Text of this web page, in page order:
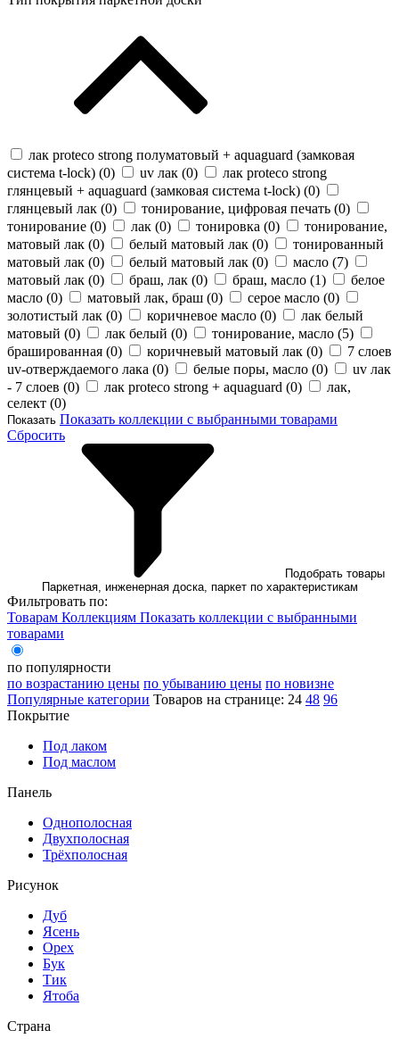
лак proteco strong полуматовый + aquaguard (замковая
система t-lock) (0) uv лак (0)
лак proteco strong
глянцевый + aquaguard (замковая система t-lock) (0)
глянцевый лак (0) тонирование, цифровая печать (0)
тонирование (0) лак (0) тонировка (0)
тонирование,
матовый лак (0) белый матовый лак (0)
тонированный
матовый лак (0) белый матовый лак (0) масло (7)
матовый лак (0) браш, лак (0) браш, масло (1)
белое
масло (0) матовый лак, браш (0) серое масло (0)
золотистый лак (0) коричневое масло (0)
лак белый
матовый (0) лак белый (0) тонирование, масло (5)
брашированная (0) коричневый матовый лак (0)
7 слоев
uv-отверждаемого лака (0) белые поры, масло (0)
uv лак
- 7 слоев (0) лак proteco strong + aquaguard (0)
лак,
селект (0)
Показать Показать коллекции с выбранными товарами
Сбросить
Паркетная, инженерная доска, паркет по характеристикам
Фильтровать по:
Товарам Коллекциям Показать коллекции с выбранными
товарами
по популярности
по возрастанию цены по убыванию цены по новизне
Популярные категории Товаров на странице: 24 48 96
Покрытие
Под лаком
Под маслом
Панель
Однополосная
Двухполосная
Трёхполосная
Рисунок
Дуб
Ясень
Орех
Бук
Тик
Ятоба
Страна